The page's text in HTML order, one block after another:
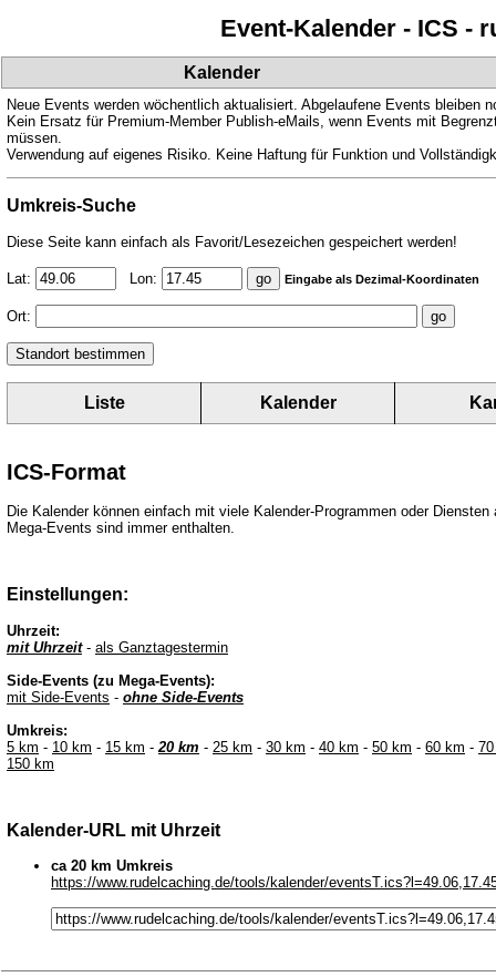
Event-Kalender - ICS -
Kalender
Neue Events werden wöchentlich aktualisiert. Abgelaufene Events bleiben
Kein Ersatz für Premium-Member Publish-eMails, wenn Events mit
müssen.
Verwendung auf eigenes Risiko. Keine Haftung für Funktion und
Umkreis-Suche
Diese Seite kann einfach als Favorit/Lesezeichen gespeichert werden!
Lat: Lon: Eingabe als Dezimal-Koordinaten
Ort:
Liste Kalender
ICS-Format
Die Kalender können einfach mit viele Kalender-Programmen oder Diensten
Mega-Events sind immer enthalten.
Einstellungen:
Uhrzeit:
mit Uhrzeit- als Ganztagestermin
Side-Events (zu Mega-Events):
mit Side-Events - ohne Side-Events
Umkreis:
5 km - 10 km - 15 km - 20 km - 25 km - 30 km - 40 km - 50 km - 60 km -
150 km
Kalender-URL mit Uhrzeit
ca 20 km Umkreis
https://www.rudelcaching.de/tools/kalender/